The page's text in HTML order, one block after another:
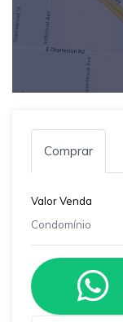
Comprar
Valor Venda
Condomínio